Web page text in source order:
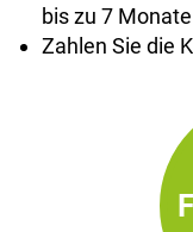
bis zu 7
Zahlen Sie die